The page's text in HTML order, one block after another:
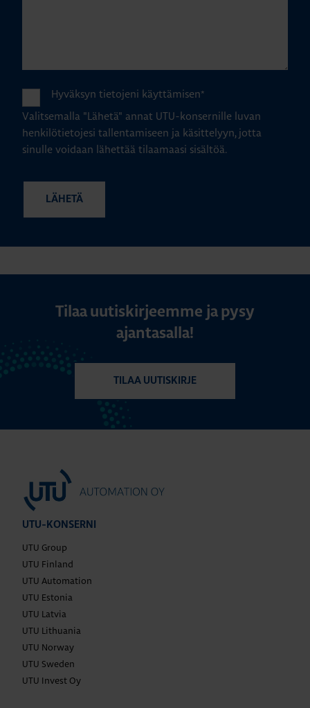
Hyväksyn tietojeni käyttämisen*
Valitsemalla "Lähetä" annat UTU-konsernille luvan
henkilötietojesi tallentamiseen ja käsittelyyn, jotta
sinulle voidaan lähettää tilaamaasi sisältöä.
Tilaa uutiskirjeemme ja pysy
ajantasalla!
TILAA UUTISKIRJE
UTU-KONSERNI
UTU Group
UTU Finland
UTU Automation
UTU Estonia
UTU Latvia
UTU Lithuania
UTU Norway
UTU Sweden
UTU Invest Oy